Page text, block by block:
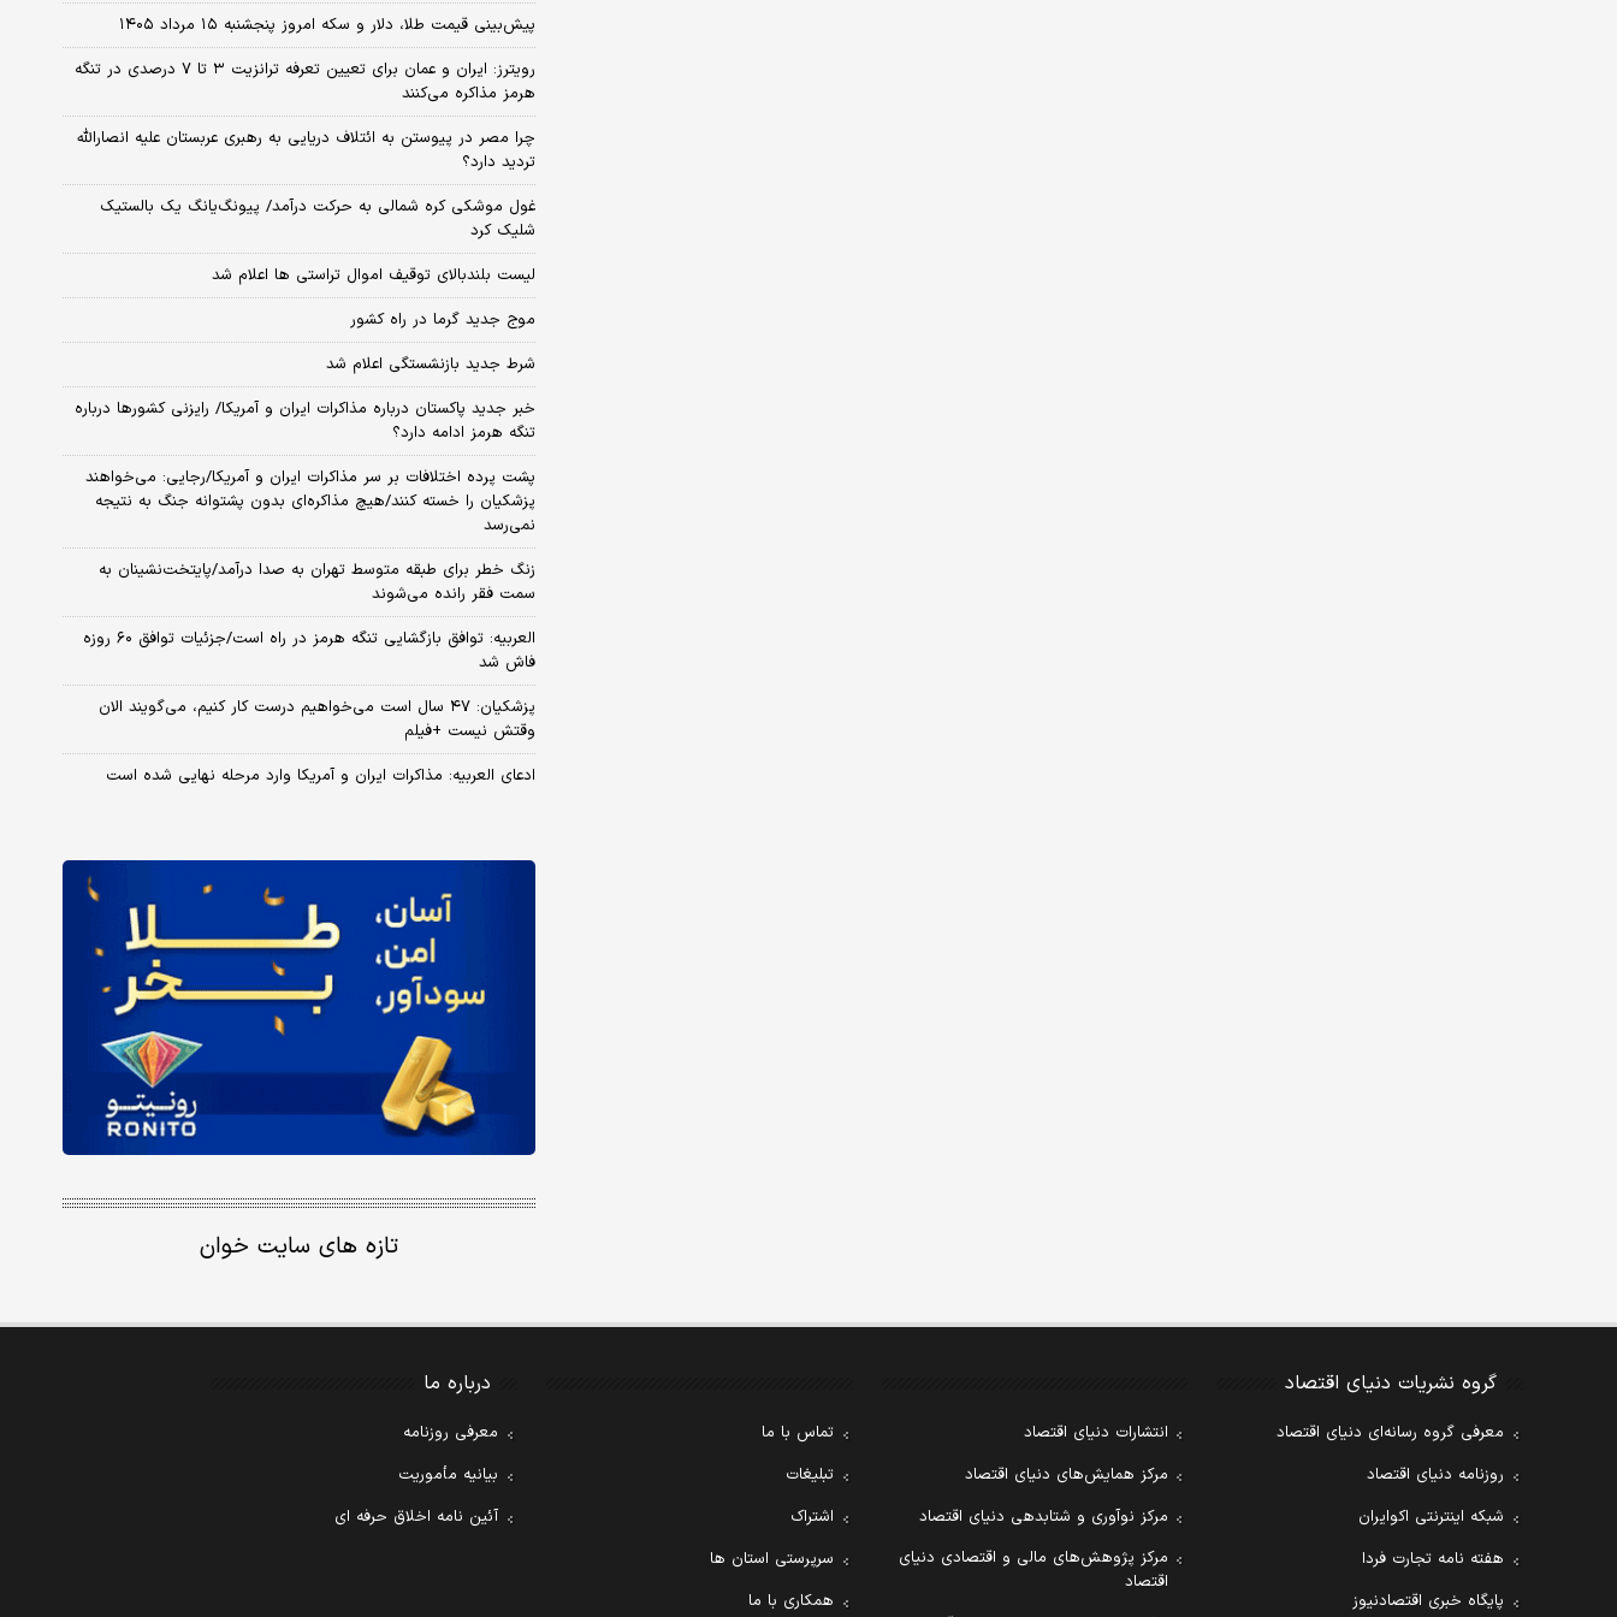
پیش‌بینی قیمت طلا، دلار و سکه امروز پنجشنبه ۱۵ مرداد ۱۴۰۵
رویترز: ایران و عمان برای تعیین تعرفه ترانزیت ۳ تا ۷ درصدی در تنگه
هرمز مذاکره می‌کنند
چرا مصر در پیوستن به ائتلاف دریایی به رهبری عربستان علیه انصارالله
تردید دارد؟
غول موشکی کره شمالی به حرکت درآمد/ پیونگ‌یانگ یک بالستیک
شلیک کرد
لیست بلندبالای توقیف اموال تراستی ها اعلام شد
موج جدید گرما در راه کشور
شرط جدید بازنشستگی اعلام شد
خبر جدید پاکستان درباره مذاکرات ایران و آمریکا/ رایزنی کشورها درباره
تنگه هرمز ادامه دارد؟
پشت پرده اختلافات بر سر مذاکرات ایران و آمریکا/رجایی: می‌خواهند
پزشکیان را خسته کنند/هیچ مذاکره‌ای بدون پشتوانه جنگ به نتیجه
نمی‌رسد
زنگ خطر برای طبقه متوسط تهران به صدا درآمد/پایتخت‌نشینان به
سمت فقر رانده می‌شوند
العربیه: توافق بازگشایی تنگه هرمز در راه است/جزئیات توافق ۶۰ روزه
فاش شد
پزشکیان: ۴۷ سال است می‌خواهیم درست کار کنیم، می‌گویند الان
وقتش نیست +فیلم
ادعای العربیه: مذاکرات ایران و آمریکا وارد مرحله نهایی شده است
تازه های سایت خوان
گروه نشریات دنیای اقتصاد
معرفی گروه رسانه‌ای دنیای اقتصاد
روزنامه دنیای اقتصاد
شبکه اینترنتی اکوایران
هفته نامه تجارت فردا
پایگاه خبری اقتصادنیوز
انتشارات دنیای اقتصاد
مرکز همایش‌های دنیای اقتصاد
مرکز نوآوری و شتابدهی دنیای اقتصاد
مرکز پژوهش‌های مالی و اقتصادی دنیای
اقتصاد
تماس با ما
تبلیغات
اشتراک
سرپرستی استان ها
همکاری با ما
درباره ما
معرفی روزنامه
بیانیه مأموریت
آئین نامه اخلاق حرفه ای